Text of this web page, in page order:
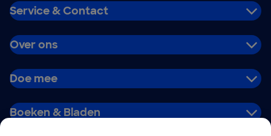
Service & Contact
Over ons
Doe mee
Boeken & Bladen